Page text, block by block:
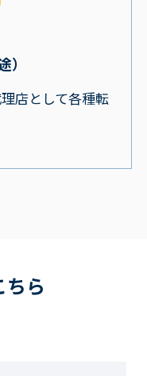
店として各種転
ら